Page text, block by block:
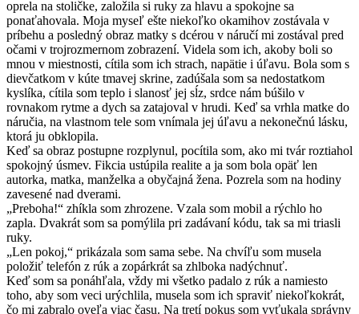
oprela na stoličke, založila si ruky za hlavu a spokojne sa
ponaťahovala. Moja myseľ ešte niekoľko okamihov zostávala v
príbehu a posledný obraz matky s dcérou v náručí mi zostával pred
očami v trojrozmernom zobrazení. Videla som ich, akoby boli so
mnou v miestnosti, cítila som ich strach, napätie i úľavu. Bola som s
dievčatkom v kúte tmavej skrine, zadúšala som sa nedostatkom
kyslíka, cítila som teplo i slanosť jej sĺz, srdce nám búšilo v
rovnakom rytme a dych sa zatajoval v hrudi. Keď sa vrhla matke do
náručia, na vlastnom tele som vnímala jej úľavu a nekonečnú lásku,
ktorá ju obklopila.
Keď sa obraz postupne rozplynul, pocítila som, ako mi tvár roztiahol
spokojný úsmev. Fikcia ustúpila realite a ja som bola opäť len
autorka, matka, manželka a obyčajná žena. Pozrela som na hodiny
zavesené nad dverami.
„Preboha!“ zhíkla som zhrozene. Vzala som mobil a rýchlo ho
zapla. Dvakrát som sa pomýlila pri zadávaní kódu, tak sa mi triasli
ruky.
„Len pokoj,“ prikázala som sama sebe. Na chvíľu som musela
položiť telefón z rúk a zopárkrát sa zhlboka nadýchnuť.
Keď som sa ponáhľala, vždy mi všetko padalo z rúk a namiesto
toho, aby som veci urýchlila, musela som ich spraviť niekoľkokrát,
čo mi zabralo oveľa viac času. Na tretí pokus som vyťukala správny